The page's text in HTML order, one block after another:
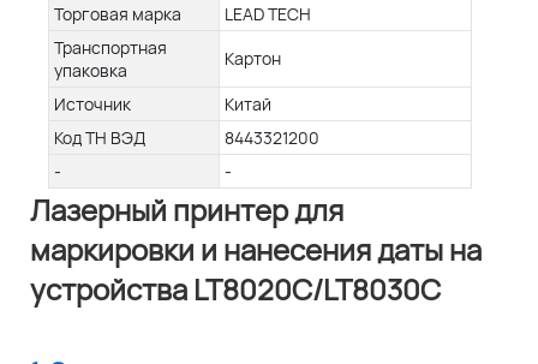
Торговая марка
LEAD TECH
Транспортная
упаковка
Картон
Источник
Китай
Код ТН ВЭД
8443321200
-
-
Лазерный принтер для
маркировки и нанесения даты на
устройства LT8020C/LT8030C